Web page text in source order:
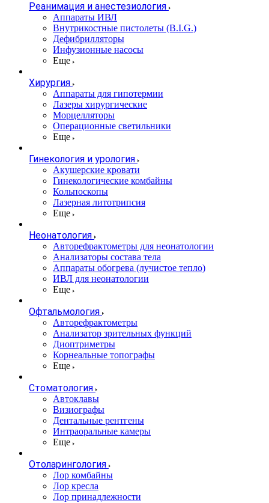
Реанимация и анестезиология
Аппараты ИВЛ
Внутрикостные пистолеты (B.I.G.)
Дефибрилляторы
Инфузионные насосы
Еще
Хирургия
Аппараты для гипотермии
Лазеры хирургические
Морцелляторы
Операционные светильники
Еще
Гинекология и урология
Акушерские кровати
Гинекологические комбайны
Кольпоскопы
Лазерная литотрипсия
Еще
Неонатология
Авторефрактометры для неонатологии
Анализаторы состава тела
Аппараты обогрева (лучистое тепло)
ИВЛ для неонатологии
Еще
Офтальмология
Авторефрактометры
Анализатор зрительных функций
Диоптриметры
Корнеальные топографы
Еще
Стоматология
Автоклавы
Визиографы
Дентальные рентгены
Интраоральные камеры
Еще
Отоларингология
Лор комбайны
Лор кресла
Лор принадлежности